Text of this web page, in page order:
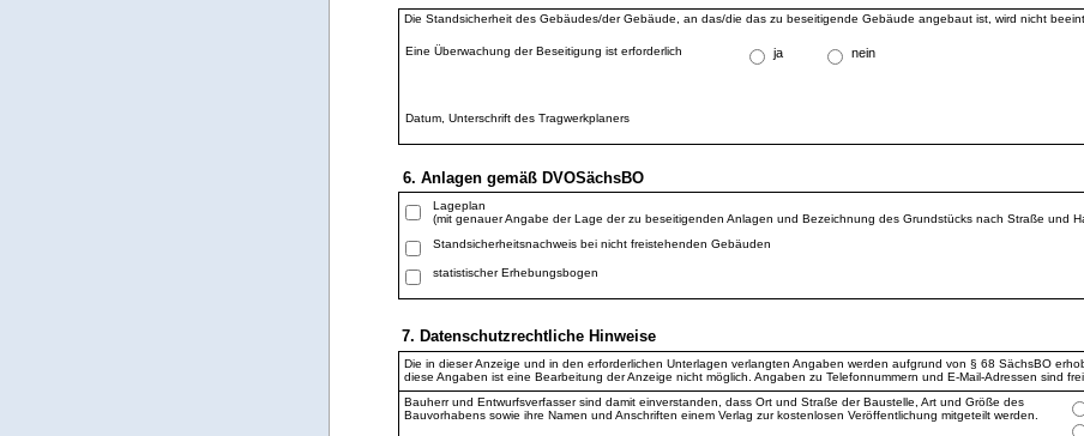
Die Standsicherheit des Gebäudes/der Gebäude, an das/die das zu beseitigende Gebäude angebaut ist, wird nicht
Datum, Unterschrift des Tragwerkplaners
Eine Überwachung der Beseitigung ist erforderlich
6. Anlagen gemäß DVOSächsBO
Lageplan
(mit genauer Angabe der Lage der zu beseitigenden Anlagen und Bezeichnung des Grundstücks nach Straße und
Standsicherheitsnachweis bei nicht freistehenden Gebäuden
statistischer Erhebungsbogen
7. Datenschutzrechtliche Hinweise
Die in dieser Anzeige und in den erforderlichen Unterlagen verlangten Angaben werden aufgrund von § 68 SächsBO
diese Angaben ist eine Bearbeitung der Anzeige nicht möglich. Angaben zu Telefonnummern und E-Mail-Adressen sind
Bauherr und Entwurfsverfasser sind damit einverstanden, dass Ort und Straße der Baustelle, Art und Größe des
Bauvorhabens sowie ihre Namen und Anschriften einem Verlag zur kostenlosen Veröffentlichung mitgeteilt werden.
ja nein